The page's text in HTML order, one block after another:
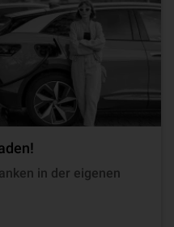
in der eigenen